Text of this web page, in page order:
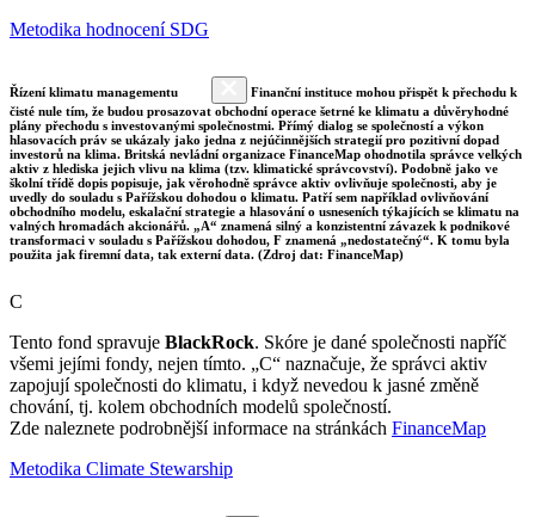
Metodika hodnocení SDG
Řízení klimatu managementu
Finanční instituce mohou přispět k přechodu k
čisté nule tím, že budou prosazovat obchodní operace šetrné ke klimatu a důvěryhodné
plány přechodu s investovanými společnostmi. Přímý dialog se společností a výkon
hlasovacích práv se ukázaly jako jedna z nejúčinnějších strategií pro pozitivní dopad
investorů na klima. Britská nevládní organizace FinanceMap ohodnotila správce velkých
aktiv z hlediska jejich vlivu na klima (tzv. klimatické správcovství). Podobně jako ve
školní třídě dopis popisuje, jak věrohodně správce aktiv ovlivňuje společnosti, aby je
uvedly do souladu s Pařížskou dohodou o klimatu. Patří sem například ovlivňování
obchodního modelu, eskalační strategie a hlasování o usneseních týkajících se klimatu na
valných hromadách akcionářů. „A“ znamená silný a konzistentní závazek k podnikové
transformaci v souladu s Pařížskou dohodou, F znamená „nedostatečný“. K tomu byla
použita jak firemní data, tak externí data. (Zdroj dat: FinanceMap)
C
Tento fond spravuje BlackRock. Skóre je dané společnosti napříč
všemi jejími fondy, nejen tímto. „C“ naznačuje, že správci aktiv
zapojují společnosti do klimatu, i když nevedou k jasné změně
chování, tj. kolem obchodních modelů společností.
Zde naleznete podrobnější informace na stránkách FinanceMap
Metodika Climate Stewarship